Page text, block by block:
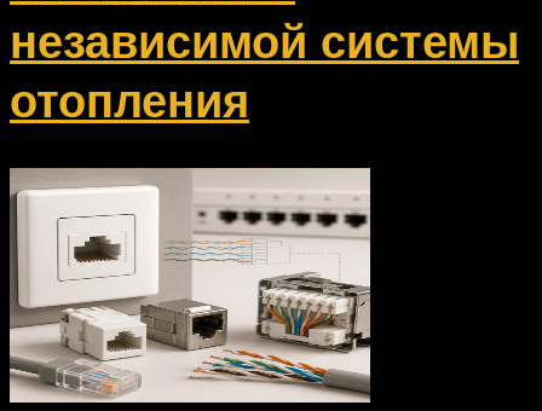
независимой системы
отопления